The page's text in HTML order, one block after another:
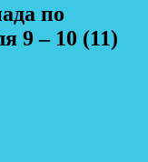
по
9 – 10 (11)